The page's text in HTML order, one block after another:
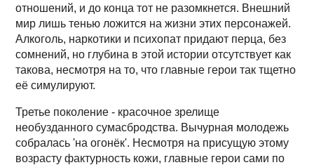
отношений, и до конца тот не разомкнется. Внешний
мир лишь тенью ложится на жизни этих персонажей.
Алкоголь, наркотики и психопат придают перца, без
сомнений, но глубина в этой истории отсутствует как
такова, несмотря на то, что главные герои так тщетно
её симулируют.
Третье поколение - красочное зрелище
необузданного сумасбродства. Вычурная молодежь
собралась 'на огонёк'. Несмотря на присущую этому
возрасту фактурность кожи, главные герои сами по